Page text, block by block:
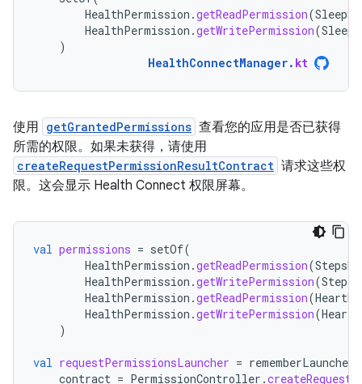
HealthPermission .getReadPermission(
HealthPermission .getWritePermission(
)
HealthConnectManager. kt
使用 getGrantedPermissions 查看您的应用是否已获得
所需的权限。如果未获得，请使用
createRequestPermissionResultContract 请求这些权
限。这会显示 Health Connect 权限屏幕。
val permissions = setOf(
HealthPermission .getReadPermission(
HealthPermission .getWritePermission(
HealthPermission .getReadPermission(
HealthPermission .getWritePermission(
)
val requestPermissionsLauncher =
contract = PermissionController .